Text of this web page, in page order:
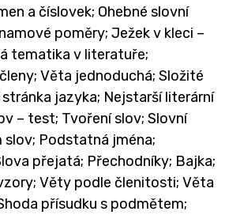
a číslovek; Ohebné slovní
poměry; Ježek v kleci –
tematika v literatuře;
Věta jednoduchá; Složité
jazyka; Nejstarší literární
– test; Tvoření slov; Slovní
slov; Podstatná jména;
přejatá; Přechodníky; Bajka;
Věty podle členitosti; Věta
přísudku s podmětem;